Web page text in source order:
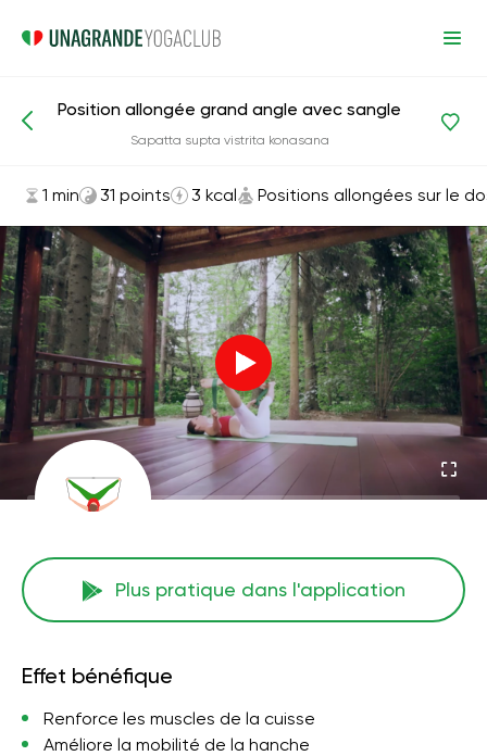
Asanas et exercices Positions allongées sur le dos
Position allongée grand angle avec sangle
Sapatta supta vistrita konasana
1 min 31 points 3 kcal Positions allongées sur le
Plus pratique dans l'application
Effet bénéfique
Renforce les muscles de la cuisse
Améliore la mobilité de la hanche